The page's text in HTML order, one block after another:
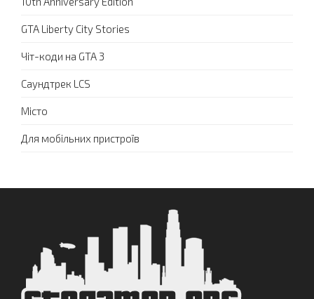
GTA Liberty City Stories
Чіт-коди на GTA 3
Саундтрек LCS
Місто
Для мобільних пристроїв